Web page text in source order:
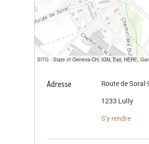
Adresse
Route de Soral
1233 Lully
S'y rendre